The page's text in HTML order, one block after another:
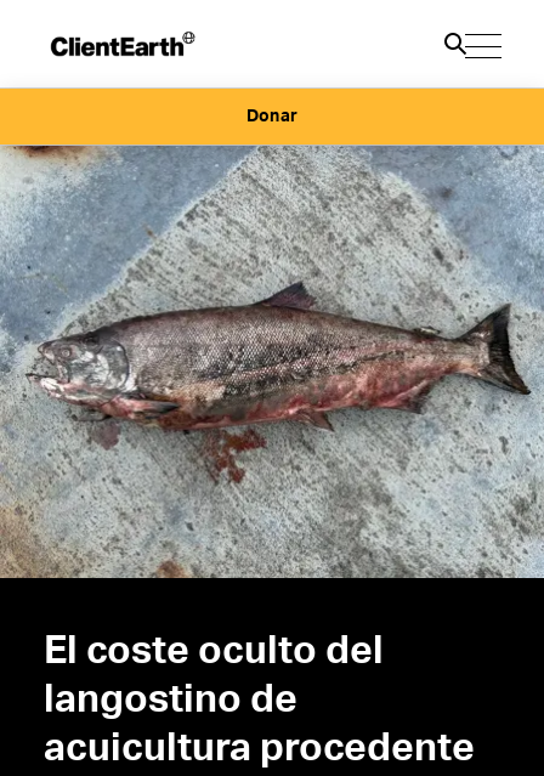
Donar
El coste oculto del
langostino de
acuicultura procedente